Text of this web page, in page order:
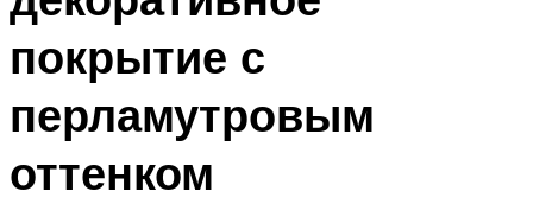
покрытие с
перламутровым
оттенком